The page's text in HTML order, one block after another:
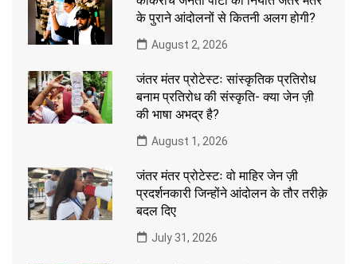
के पुराने आंदोलनों से कितनी अलग होगी?
August 2, 2026
जंतर मंतर प्रोटेस्टः सांस्कृतिक प्रतिरोध
बनाम प्रतिरोध की संस्कृति- क्या जेन ज़ी
की भाषा अभद्र है?
August 1, 2026
जंतर मंतर प्रोटेस्टः वो माहिर जेन ज़ी
प्रदर्शनकारी जिन्होंने आंदोलन के तौर तरीक़े
बदल दिए
July 31, 2026